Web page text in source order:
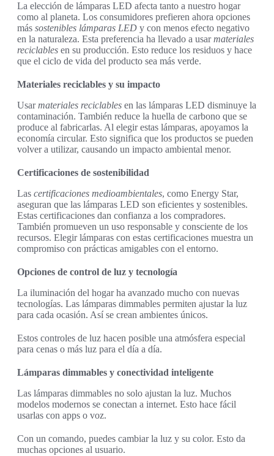
La elección de lámparas LED afecta tanto a nuestro hogar
como al planeta. Los consumidores prefieren ahora opciones
más sostenibles lámparas LED y con menos efecto negativo
en la naturaleza. Esta preferencia ha llevado a usarmateriales
reciclables en su producción. Esto reduce los residuos y hace
que el ciclo de vida del producto sea más verde.
Materiales reciclables y su impacto
Usarmateriales reciclables en las lámparas LED disminuye la
contaminación. También reduce la huella de carbono que se
produce al fabricarlas. Al elegir estas lámparas, apoyamos la
economía circular. Esto significa que los productos se pueden
volver a utilizar, causando un impacto ambiental menor.
Certificaciones de sostenibilidad
Las certificaciones medioambientales, como Energy Star,
aseguran que las lámparas LED son eficientes y sostenibles.
Estas certificaciones dan confianza a los compradores.
También promueven un uso responsable y consciente de los
recursos. Elegir lámparas con estas certificaciones muestra un
compromiso con prácticas amigables con el entorno.
Opciones de control de luz y tecnología
La iluminación del hogar ha avanzado mucho con nuevas
tecnologías. Las lámparas dimmables permiten ajustar la luz
para cada ocasión. Así se crean ambientes únicos.
Estos controles de luz hacen posible una atmósfera especial
para cenas o más luz para el día a día.
Lámparas dimmables y conectividad inteligente
Las lámparas dimmables no solo ajustan la luz. Muchos
modelos modernos se conectan a internet. Esto hace fácil
usarlas con apps o voz.
Con un comando, puedes cambiar la luz y su color. Esto da
muchas opciones al usuario.